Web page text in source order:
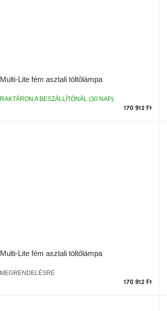
Multi-Lite fém asztali töltőlámpa
RAKTÁRON A BESZÁLLÍTÓNÁL (30 NAP)
170 912 Ft
Multi-Lite fém asztali töltőlámpa
MEGRENDELÉSRE
170 912 Ft